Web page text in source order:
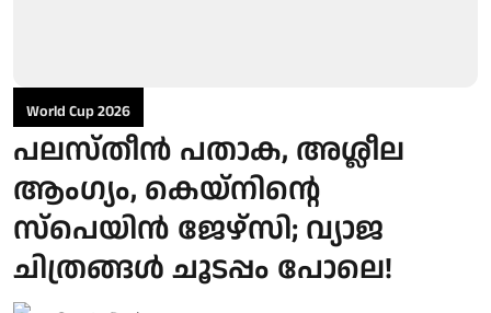
World Cup 2026
പലസ്തീൻ പതാക, അശ്ലീല
ആംഗ്യം, കെയ്‌നിന്റെ
സ്‌പെയിൻ ജേഴ്‌സി; വ്യാജ
ചിത്രങ്ങൾ ചൂടപ്പം പോലെ!